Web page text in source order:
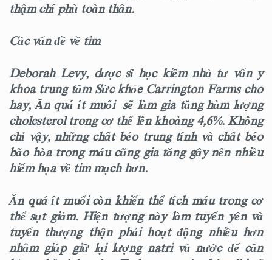
thậm chí phù toàn thân.
Các vấn đề về tim
Deborah Levy, dược sĩ học kiêm nhà tư vấn y
khoa trung tâm Sức khỏe Carrington Farms cho
hay, Ăn quá ít muối sẽ làm gia tăng hàm lượng
cholesterol trong cơ thể lên khoảng 4,6%. Không
chỉ vậy, những chất béo trung tính và chất béo
bão hòa trong máu cũng gia tăng gây nên nhiều
hiểm họa về tim mạch hơn.
Ăn quá ít muối còn khiến thể tích máu trong cơ
thể sụt giảm. Hiện tượng này làm tuyến yên và
tuyến thượng thận phải hoạt động nhiều hơn
nhằm giúp giữ lại lượng natri và nước để cân